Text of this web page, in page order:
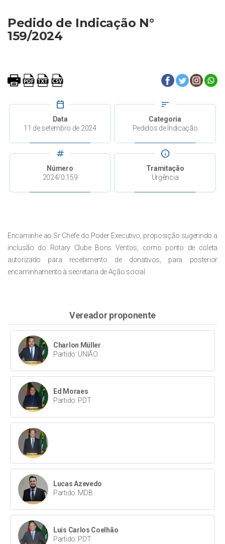
Pedido de Indicação N°
159/2024
calendar_today
Data
11 de setembro de 2024
sort
Categoria
Pedidos de Indicação
tag
Número
2024/0.159
info
Tramitação
Urgência
Encaminhe ao Sr Chefe do Poder Executivo, proposição sugerindo a
inclusão do Rotary Clube Bons Ventos, como ponto de coleta
autorizado para recebimento de donativos, para posterior
encaminhamento à secretaria de Ação social.
Vereador proponente
Charlon Müller
Partido: UNIÃO
Ed Moraes
Partido: PDT
Lucas Azevedo
Partido: MDB
Luis Carlos Coelhão
Partido: PDT